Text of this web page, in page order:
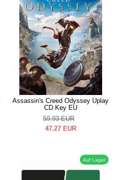
Assassin's Creed Odyssey Uplay
CD Key EU
59.93 EUR
47.27 EUR
Auf Lager